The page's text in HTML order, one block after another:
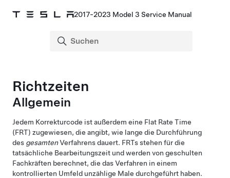
2017-2023 Model 3 Service Manual
Richtzeiten
Allgemein
Jedem Korrekturcode ist außerdem eine Flat Rate Time
(FRT) zugewiesen, die angibt, wie lange die Durchführung
des gesamtenVerfahrens dauert. FRTs stehen für die
tatsächliche Bearbeitungszeit und werden von geschulten
Fachkräften berechnet, die das Verfahren in einem
kontrollierten Umfeld unzählige Male durchgeführt haben.